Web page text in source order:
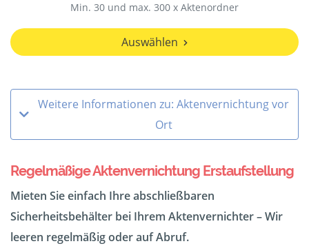
Min. 30 und max. 300 x Aktenordner
Auswählen
Weitere Informationen zu: Aktenvernichtung vor
Ort
Regelmäßige Aktenvernichtung Erstaufstellung
Mieten Sie einfach Ihre abschließbaren
Sicherheitsbehälter bei Ihrem Aktenvernichter – Wir
leeren regelmäßig oder auf Abruf.